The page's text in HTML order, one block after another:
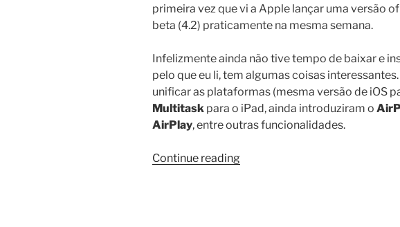
primeira vez que vi a Apple lançar uma versão
beta (4.2) praticamente na mesma semana.
Infelizmente ainda não tive tempo de baixar e
pelo que eu li, tem algumas coisas
unificar as plataformas (mesma versão de iOS
Multitask para o iPad, ainda introduziram o
AirPlay, entre outras funcionalidades.
Continue reading“Apple